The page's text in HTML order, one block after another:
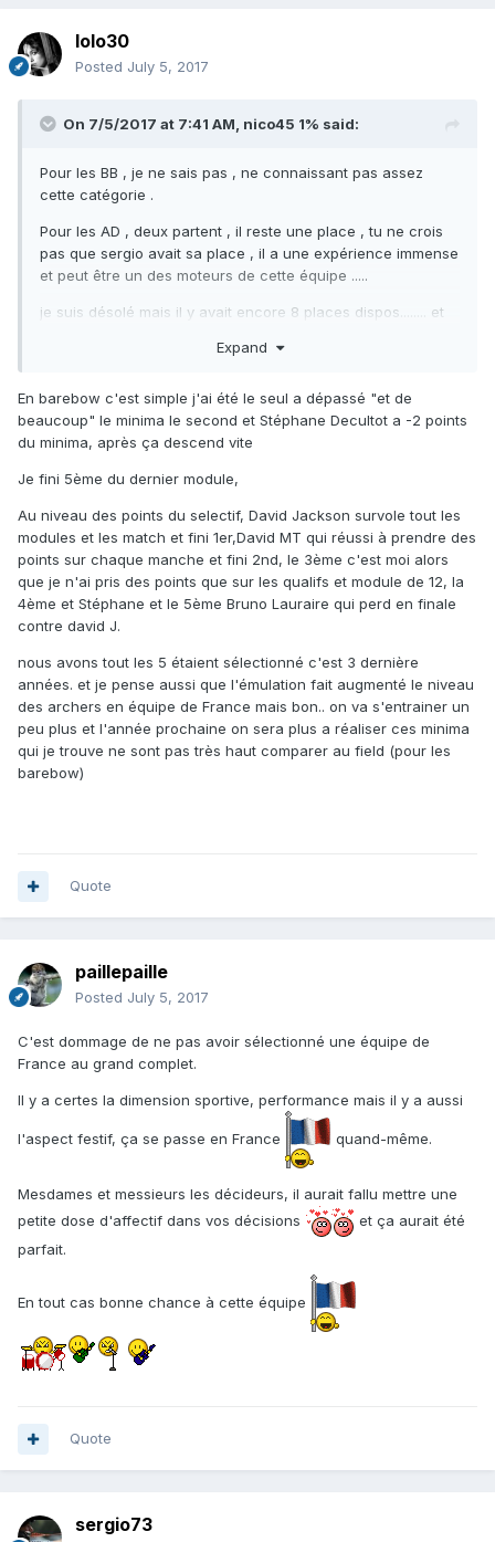
lolo30
Posted July 5, 2017
On 7/5/2017 at 7:41 AM, nico45 1% said:
Pour les BB , je ne sais pas , ne connaissant pas assez
cette catégorie .
Pour les AD , deux partent , il reste une place , tu ne crois
pas que sergio avait sa place , il a une expérience immense
et peut être un des moteurs de cette équipe .....
je suis désolé mais il y avait encore 8 places dispos........ et
envoyer des nouveaux pour qu'ils acquièrent de
Expand
En barebow c'est simple j'ai été le seul a dépassé "et de
beaucoup" le minima le second et Stéphane Decultot a -2 points
du minima, après ça descend vite
Je fini 5ème du dernier module,
Au niveau des points du selectif, David Jackson survole tout les
modules et les match et fini 1er,David MT qui réussi à prendre des
points sur chaque manche et fini 2nd, le 3ème c'est moi alors
que je n'ai pris des points que sur les qualifs et module de 12, la
4ème et Stéphane et le 5ème Bruno Lauraire qui perd en finale
contre david J.
nous avons tout les 5 étaient sélectionné c'est 3 dernière
années. et je pense aussi que l'émulation fait augmenté le niveau
des archers en équipe de France mais bon.. on va s'entrainer un
peu plus et l'année prochaine on sera plus a réaliser ces minima
qui je trouve ne sont pas très haut comparer au field (pour les
barebow)
Quote
paillepaille
Posted July 5, 2017
C'est dommage de ne pas avoir sélectionné une équipe de
France au grand complet.
Il y a certes la dimension sportive, performance mais il y a aussi
l'aspect festif, ça se passe en France quand-même.
Mesdames et messieurs les décideurs, il aurait fallu mettre une
petite dose d'affectif dans vos décisions
et ça aurait été
parfait.
En tout cas bonne chance à cette équipe
Quote
sergio73